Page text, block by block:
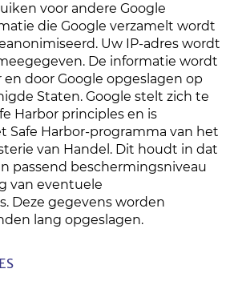
voor andere Google
die Google verzamelt wordt
Uw IP-adres wordt
De informatie wordt
door Google opgeslagen op
Staten. Google stelt zich te
Harbor principles en is
Safe Harbor-programma van het
van Handel. Dit houdt in dat
passend beschermingsniveau
van eventuele
Deze gegevens worden
lang opgeslagen.